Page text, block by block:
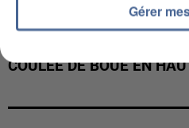
COULÉE DE BOUE EN
Gérer